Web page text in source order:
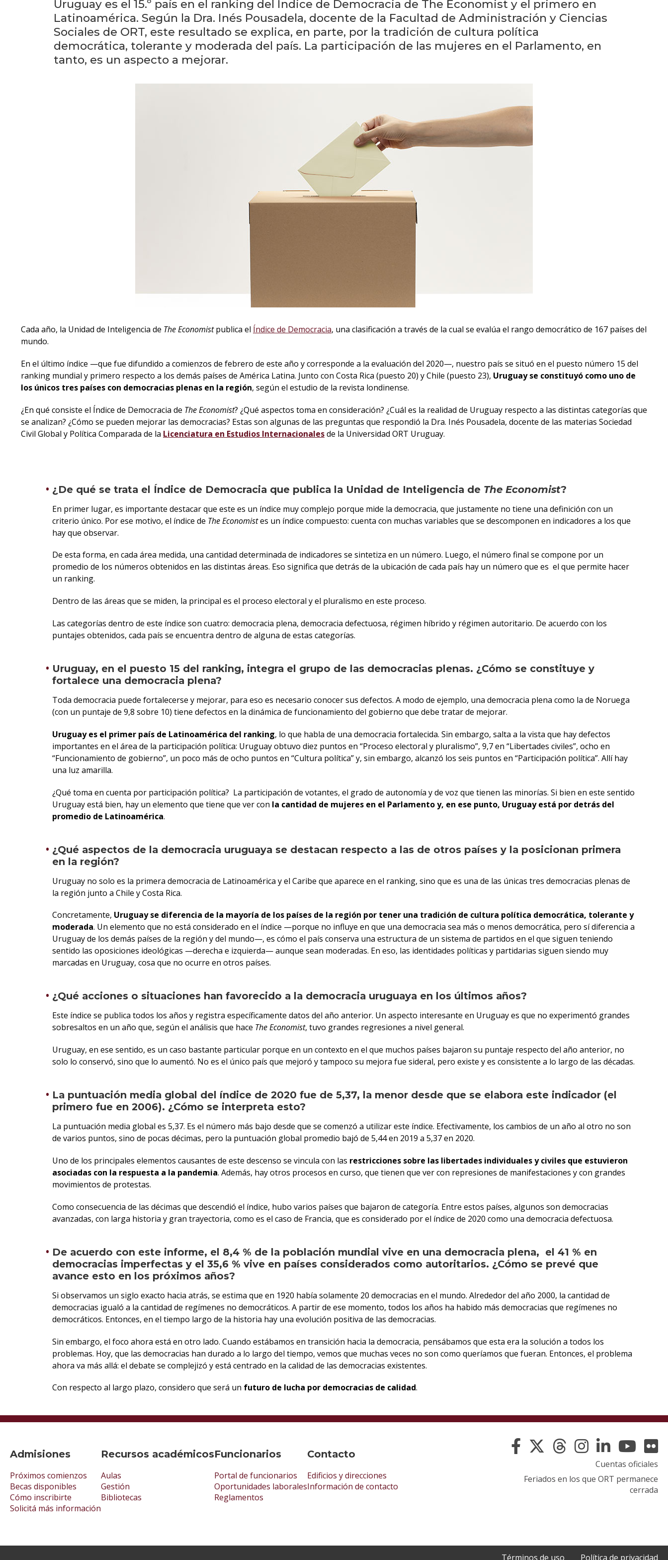
Uruguay es el 15.º país en el ranking del Índice de Democracia de The Economist y el primero en
Latinoamérica. Según la Dra. Inés Pousadela, docente de la Facultad de Administración y Ciencias
Sociales de ORT, este resultado se explica, en parte, por la tradición de cultura política
democrática, tolerante y moderada del país. La participación de las mujeres en el Parlamento, en
tanto, es un aspecto a mejorar.
Cada año, la Unidad de Inteligencia de The Economistpublica el Índice de Democracia, una clasificación a través de la cual se evalúa el rango democrático de 167 países del
mundo.
En el último índice —que fue difundido a comienzos de febrero de este año y corresponde a la evaluación del 2020—, nuestro país se situó en el puesto número 15 del
ranking mundial y primero respecto a los demás países de América Latina. Junto con Costa Rica (puesto 20) y Chile (puesto 23), Uruguay se constituyó como uno de
los únicos tres países con democracias plenas en la región, según el estudio de la revista londinense.
¿En qué consiste el Índice de Democracia de The Economist? ¿Qué aspectos toma en consideración? ¿Cuál es la realidad de Uruguay respecto a las distintas categorías que
se analizan? ¿Cómo se pueden mejorar las democracias? Estas son algunas de las preguntas que respondió la Dra. Inés Pousadela, docente de las materias Sociedad
Civil Global y Política Comparada de la Licenciatura en Estudios Internacionalesde la Universidad ORT Uruguay.
¿De qué se trata el Índice de Democracia que publica la Unidad de Inteligencia de The Economist?
En primer lugar, es importante destacar que este es un índice muy complejo porque mide la democracia, que justamente no tiene una definición con un
criterio único. Por ese motivo, el índice de The Economistes un índice compuesto: cuenta con muchas variables que se descomponen en indicadores a los que
hay que observar.
De esta forma, en cada área medida, una cantidad determinada de indicadores se sintetiza en un número. Luego, el número final se compone por un
promedio de los números obtenidos en las distintas áreas. Eso significa que detrás de la ubicación de cada país hay un número que es el que permite hacer
un ranking.
Dentro de las áreas que se miden, la principal es el proceso electoral y el pluralismo en este proceso.
Las categorías dentro de este índice son cuatro: democracia plena, democracia defectuosa, régimen híbrido y régimen autoritario. De acuerdo con los
puntajes obtenidos, cada país se encuentra dentro de alguna de estas categorías.
Uruguay, en el puesto 15 del ranking, integra el grupo de las democracias plenas. ¿Cómo se constituye y
fortalece una democracia plena?
Toda democracia puede fortalecerse y mejorar, para eso es necesario conocer sus defectos. A modo de ejemplo, una democracia plena como la de Noruega
(con un puntaje de 9,8 sobre 10) tiene defectos en la dinámica de funcionamiento del gobierno que debe tratar de mejorar.
Uruguay es el primer país de Latinoamérica del ranking, lo que habla de una democracia fortalecida. Sin embargo, salta a la vista que hay defectos
importantes en el área de la participación política: Uruguay obtuvo diez puntos en “Proceso electoral y pluralismo”, 9,7 en “Libertades civiles”, ocho en
“Funcionamiento de gobierno”, un poco más de ocho puntos en “Cultura política” y, sin embargo, alcanzó los seis puntos en “Participación política”. Allí hay
una luz amarilla.
¿Qué toma en cuenta por participación política? La participación de votantes, el grado de autonomía y de voz que tienen las minorías. Si bien en este sentido
Uruguay está bien, hay un elemento que tiene que ver con la cantidad de mujeres en el Parlamento y, en ese punto, Uruguay está por detrás del
promedio de Latinoamérica.
¿Qué aspectos de la democracia uruguaya se destacan respecto a las de otros países y la posicionan primera
en la región?
Uruguay no solo es la primera democracia de Latinoamérica y el Caribe que aparece en el ranking, sino que es una de las únicas tres democracias plenas de
la región junto a Chile y Costa Rica.
Concretamente, Uruguay se diferencia de la mayoría de los países de la región por tener una tradición de cultura política democrática, tolerante y
moderada. Un elemento que no está considerado en el índice —porque no influye en que una democracia sea más o menos democrática, pero sí diferencia a
Uruguay de los demás países de la región y del mundo—, es cómo el país conserva una estructura de un sistema de partidos en el que siguen teniendo
sentido las oposiciones ideológicas —derecha e izquierda— aunque sean moderadas. En eso, las identidades políticas y partidarias siguen siendo muy
marcadas en Uruguay, cosa que no ocurre en otros países.
¿Qué acciones o situaciones han favorecido a la democracia uruguaya en los últimos años?
Este índice se publica todos los años y registra específicamente datos del año anterior. Un aspecto interesante en Uruguay es que no experimentó grandes
sobresaltos en un año que, según el análisis que hace The Economist, tuvo grandes regresiones a nivel general.
Uruguay, en ese sentido, es un caso bastante particular porque en un contexto en el que muchos países bajaron su puntaje respecto del año anterior, no
solo lo conservó, sino que lo aumentó. No es el único país que mejoró y tampoco su mejora fue sideral, pero existe y es consistente a lo largo de las décadas.
La puntuación media global del índice de 2020 fue de 5,37, la menor desde que se elabora este indicador (el
primero fue en 2006). ¿Cómo se interpreta esto?
La puntuación media global es 5,37. Es el número más bajo desde que se comenzó a utilizar este índice. Efectivamente, los cambios de un año al otro no son
de varios puntos, sino de pocas décimas, pero la puntuación global promedio bajó de 5,44 en 2019 a 5,37 en 2020.
Uno de los principales elementos causantes de este descenso se vincula con las restricciones sobre las libertades individuales y civiles que estuvieron
asociadas con la respuesta a la pandemia. Además, hay otros procesos en curso, que tienen que ver con represiones de manifestaciones y con grandes
movimientos de protestas.
Como consecuencia de las décimas que descendió el índice, hubo varios países que bajaron de categoría. Entre estos países, algunos son democracias
avanzadas, con larga historia y gran trayectoria, como es el caso de Francia, que es considerado por el índice de 2020 como una democracia defectuosa.
De acuerdo con este informe, el 8,4 % de la población mundial vive en una democracia plena, el 41 % en
democracias imperfectas y el 35,6 % vive en países considerados como autoritarios. ¿Cómo se prevé que
avance esto en los próximos años?
Si observamos un siglo exacto hacia atrás, se estima que en 1920 había solamente 20 democracias en el mundo. Alrededor del año 2000, la cantidad de
democracias igualó a la cantidad de regímenes no democráticos. A partir de ese momento, todos los años ha habido más democracias que regímenes no
democráticos. Entonces, en el tiempo largo de la historia hay una evolución positiva de las democracias.
Sin embargo, el foco ahora está en otro lado. Cuando estábamos en transición hacia la democracia, pensábamos que esta era la solución a todos los
problemas. Hoy, que las democracias han durado a lo largo del tiempo, vemos que muchas veces no son como queríamos que fueran. Entonces, el problema
ahora va más allá: el debate se complejizó y está centrado en la calidad de las democracias existentes.
Con respecto al largo plazo, considero que será un futuro de lucha por democracias de calidad.
Admisiones
Próximos comienzos
Becas disponibles
Cómo inscribirte
Solicitá más información
Recursos académicos
Aulas
Gestión
Bibliotecas
Funcionarios
Portal de funcionarios
Oportunidades laborales
Reglamentos
Contacto
Edificios y direcciones
Información de contacto
Cuentas oficiales
Feriados en los que ORT permanece
cerrada
Términos de uso Política de privacidad